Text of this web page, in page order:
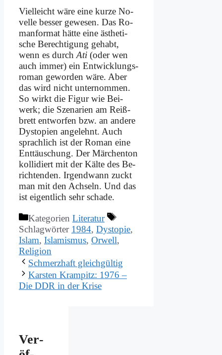
Viel­leicht wä­re ei­ne kur­ze No­
vel­le bes­ser ge­we­sen. Das Ro­
man­for­mat hät­te ei­ne äs­the­ti­
sche Be­rech­ti­gung ge­habt,
wenn es durch Ati (oder wen
auch im­mer) ein Ent­wick­lungs­
ro­man ge­wor­den wä­re. Aber
das wird nicht un­ter­nom­men.
So wirkt die Fi­gur wie Bei­
werk; die Sze­na­ri­en am Reiß­
brett ent­wor­fen bzw. an an­de­re
Dys­to­pien an­ge­lehnt. Auch
sprach­lich ist der Ro­man ei­ne
Ent­täu­schung. Der Mär­chen­ton
kol­li­diert mit der Käl­te des Be­
rich­ten­den. Ir­gend­wann zuckt
man mit den Ach­seln. Und das
ist ei­gent­lich sehr scha­de.
Kategorien Literatur
Schlagwörter 1984, Dystopie,
Islam, Islamismus, Orwell,
Religion
Schmerz­haft gleich­gül­tig
Kar­sten Kram­pitz: 1976 –
Die DDR in der Kri­se
Ver­